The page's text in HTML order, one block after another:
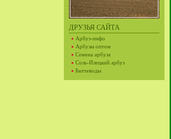
ДРУЗЬЯ САЙТА
Арбуз-инфо
Арбузы оптом
Семена арбуза
Соль-Илецкий арбуз
Бахчеводы